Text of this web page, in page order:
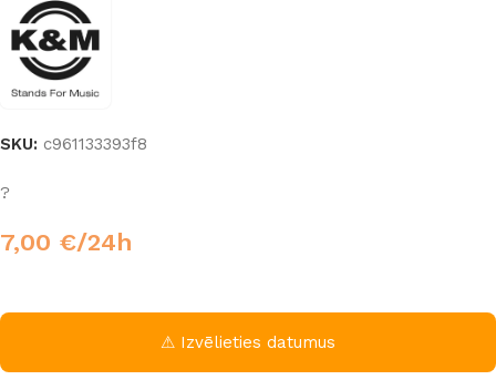
SKU: c961133393f8
?
7,00 €/24h
⚠ Izvēlieties datumus